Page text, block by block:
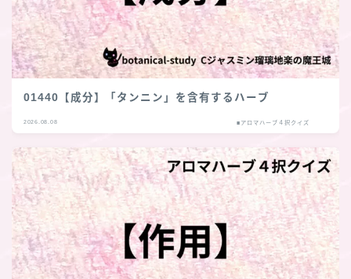
01440【成分】「タンニン」を含有するハーブ
2026.08.08 ■アロマハーブ４択クイズ